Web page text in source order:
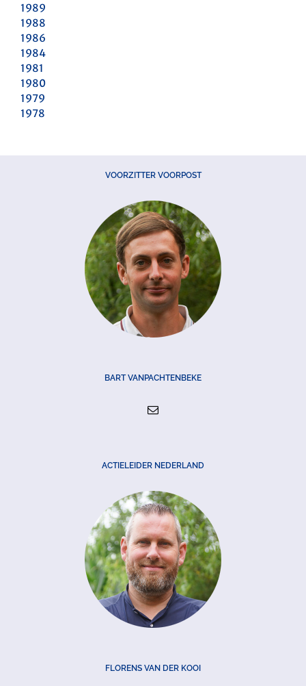
1989
1988
1986
1984
1981
1980
1979
1978
VOORZITTER VOORPOST
BART VANPACHTENBEKE
ACTIELEIDER NEDERLAND
FLORENS VAN DER KOOI